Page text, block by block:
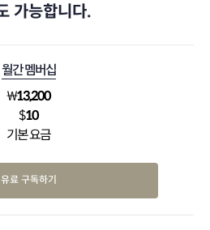
가능합니다.
월간 멤버십
₩13,200
$10
기본 요금
유료 구독하기